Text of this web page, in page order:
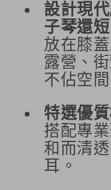
設計現
子琴還短
放在膝
露營、
不佔空間
特選優
搭配專
和而清
耳。